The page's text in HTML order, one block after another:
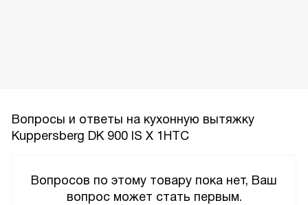
Вопросы и ответы на кухонную вытяжку
Kuppersberg DK 900 IS Х 1HTC
Вопросов по этому товару пока нет, Ваш
вопрос может стать первым.